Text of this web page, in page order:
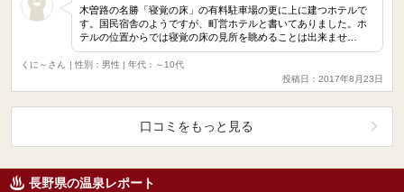
木曽路の名勝「寝覚の床」の有料駐車場の更に上に建つホテルで
す。国民宿舎のようですが、町営ホテルと書いてありました。ホ
テルの位置からでは寝覚の床の見所を眺めることは出来ませ…
くに～さん
| 性別：男性 | 年代：～10代
投稿日：2017年8月23日
口コミをもっと見る
長野県の温泉レポート